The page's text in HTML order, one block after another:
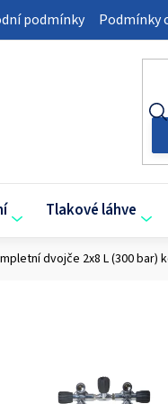
podmínky Podmínky
Tlakové láhve
dvojče 2x8 L (300 bar)